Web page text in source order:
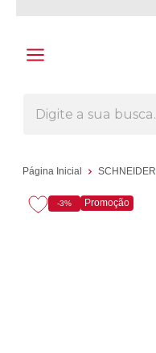
Página Inicial SCHNEIDER
-3% Promoção